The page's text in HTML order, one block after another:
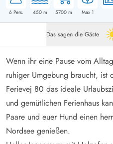
6Pers. 450m 5700 m Max 1
Das sagen die Gäste
Wenn ihr eine Pause vom
ruhiger Umgebung braucht, ist
Ferievej 80 das ideale
und gemütlichen Ferienhaus
Paare und euer Hund einen
Nordsee genießen.